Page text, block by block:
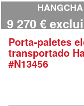
9 270 €
Porta-paletes eléctrico com condutor
transportado
#N13456